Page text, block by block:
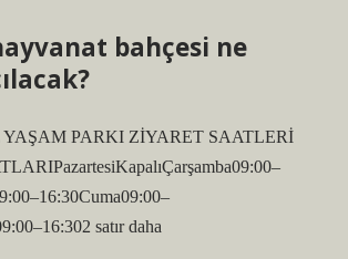
bahçesi ne
PARKI ZİYARET SAATLERİ
satır daha